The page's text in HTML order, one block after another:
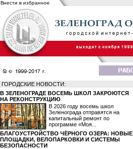
Внести в избранное
ГОРОДСКИЕ НОВОСТИ:
В ЗЕЛЕНОГРАДЕ ВОСЕМЬ ШКОЛ ЗАКРОЮТСЯ
НА РЕКОНСТРУКЦИЮ
В 2026 году восемь школ
Зеленограда отправятся на
капитальный ремонт по
программе «Моя...
БЛАГОУСТРОЙСТВО ЧЁРНОГО ОЗЕРА: НОВЫЕ
ПЛОЩАДКИ, ВЕЛОПАРКОВКИ И СИСТЕМЫ
БЕЗОПАСНОСТИ